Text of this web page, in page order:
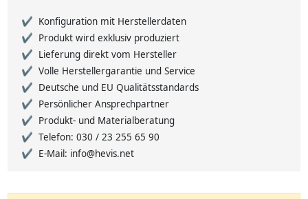
Konfiguration mit Herstellerdaten
Produkt wird exklusiv produziert
Lieferung direkt vom Hersteller
Volle Herstellergarantie und Service
Deutsche und EU Qualitätsstandards
Persönlicher Ansprechpartner
Produkt- und Materialberatung
Telefon: 030 / 23 255 65 90
E-Mail: info@hevis.net